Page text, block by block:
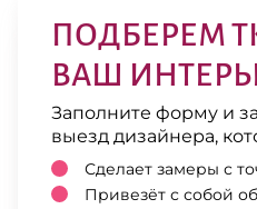
ПОДБЕРЕМ
ВАШ
Заполните форму и
выезд дизайнера,
Сделает замеры с
Привезёт с собой